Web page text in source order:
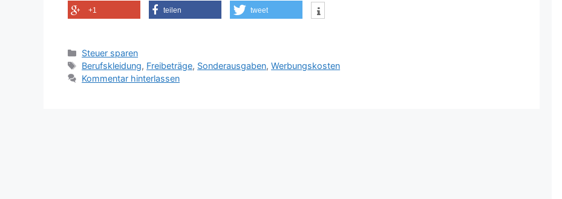
+1 teilen tweet
Kategorien
Steuer sparen
Schlagwörter
Berufskleidung, Freibeträge, Sonderausgaben,Werbungskosten
Kommentar hinterlassen